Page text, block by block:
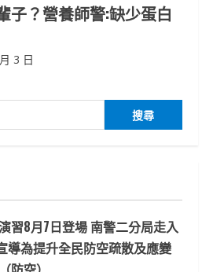
子？營養師警:缺少蛋白
3 日
習8月7日登場 南警二分局走入
導為提升全民防空疏散及應變